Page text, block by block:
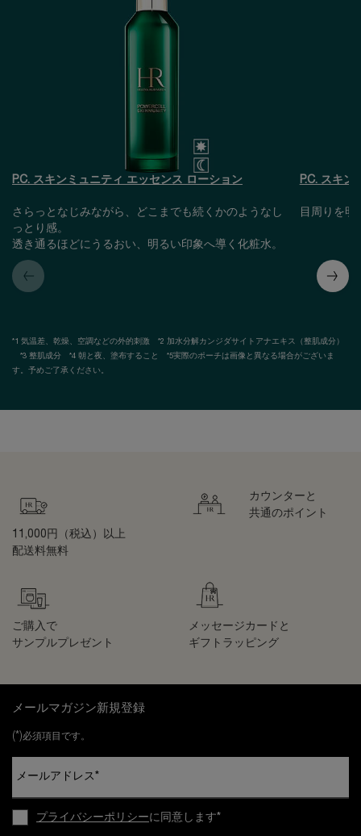
P.C. スキンミュニティ エッセンス ローション
さらっとなじみながら、どこまでも続くかのようなし
っとり感。
透き通るほどにうるおい、明るい印象へ導く化粧水。
P.C. スキン
目周りを明
*1 気温差、乾燥、空調などの外的刺激 *2 加水分解カンジダサイトアナエキス（整肌成分）
*3 整肌成分 *4 朝と夜、塗布すること *5実際のポーチは画像と異なる場合がございま
す。予めご了承ください。
11,000円（税込）以上
配送料無料
カウンターと
共通のポイント
ご購入で
サンプルプレゼント
メッセージカードと
ギフトラッピング
メールマガジン新規登録
(*)必須項目です。
メールアドレス *
プライバシーポリシーに同意します*